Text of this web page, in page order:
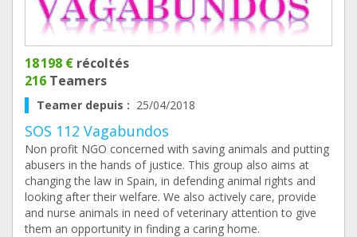
18 198 € récoltés
216 Teamers
Teamer depuis : 25/04/2018
SOS 112 Vagabundos
Non profit NGO concerned with saving animals and putting
abusers in the hands of justice. This group also aims at
changing the law in Spain, in defending animal rights and
looking after their welfare. We also actively care, provide
and nurse animals in need of veterinary attention to give
them an opportunity in finding a caring home.